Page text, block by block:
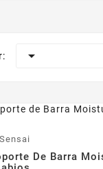

De Barra